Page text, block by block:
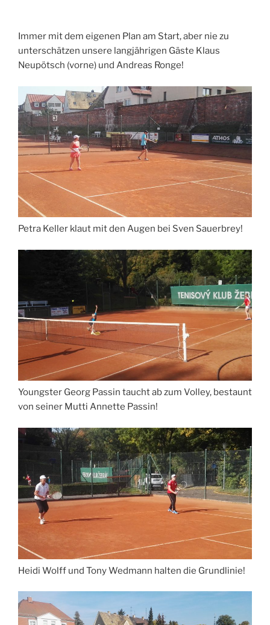
Immer mit dem eigenen Plan am Start, aber nie zu
unterschätzen unsere langjährigen Gäste Klaus
Neupötsch (vorne) und Andreas Ronge!
Petra Keller klaut mit den Augen bei Sven Sauerbrey!
Youngster Georg Passin taucht ab zum Volley, bestaunt
von seiner Mutti Annette Passin!
Heidi Wolff und Tony Wedmann halten die Grundlinie!